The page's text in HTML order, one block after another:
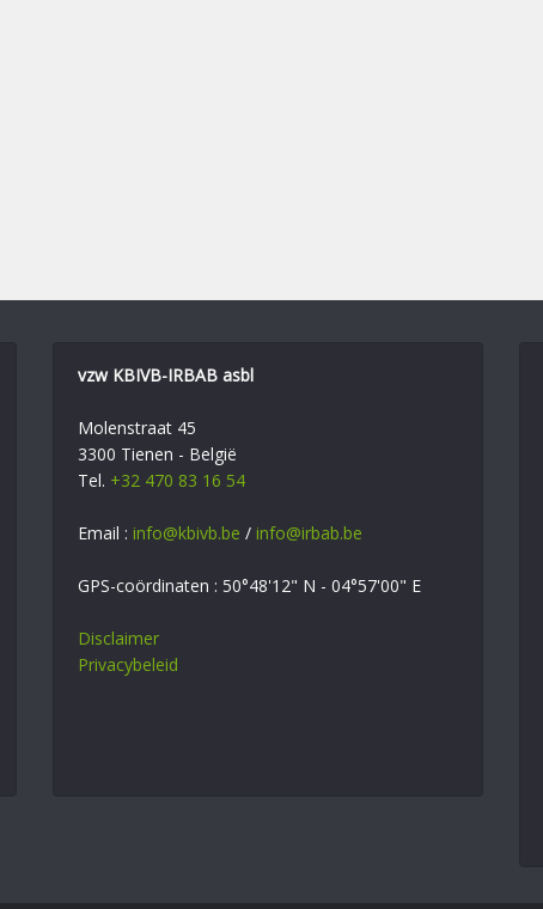
vzw KBIVB-IRBAB asbl
Molenstraat 45
3300 Tienen - België
Tel. +32 470 83 16 54
Email : info@kbivb.be / info@irbab.be
GPS-coördinaten : 50°48'12" N - 04°57'00" E
Disclaimer
Privacybeleid